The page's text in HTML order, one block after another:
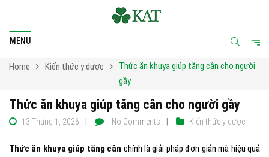
MENU
Home Kiến thức y dược
Thức ăn khuya giúp tăng cân cho người
gầy
Thức ăn khuya giúp tăng cân cho người gầy
13 Tháng 1, 2026 Kiến thức y dược
No Comments
Thức ăn khuya giúp tăng cân chính là giải pháp đơn giản mà hiệu quả